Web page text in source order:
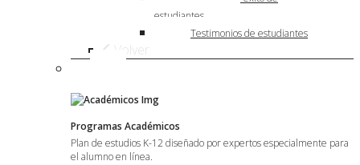
estudiantes
Testimonios de estudiantes
Volver
Programas Académicos
Plan de estudios K-12 diseñado por expertos especialmente para
el alumno en línea.